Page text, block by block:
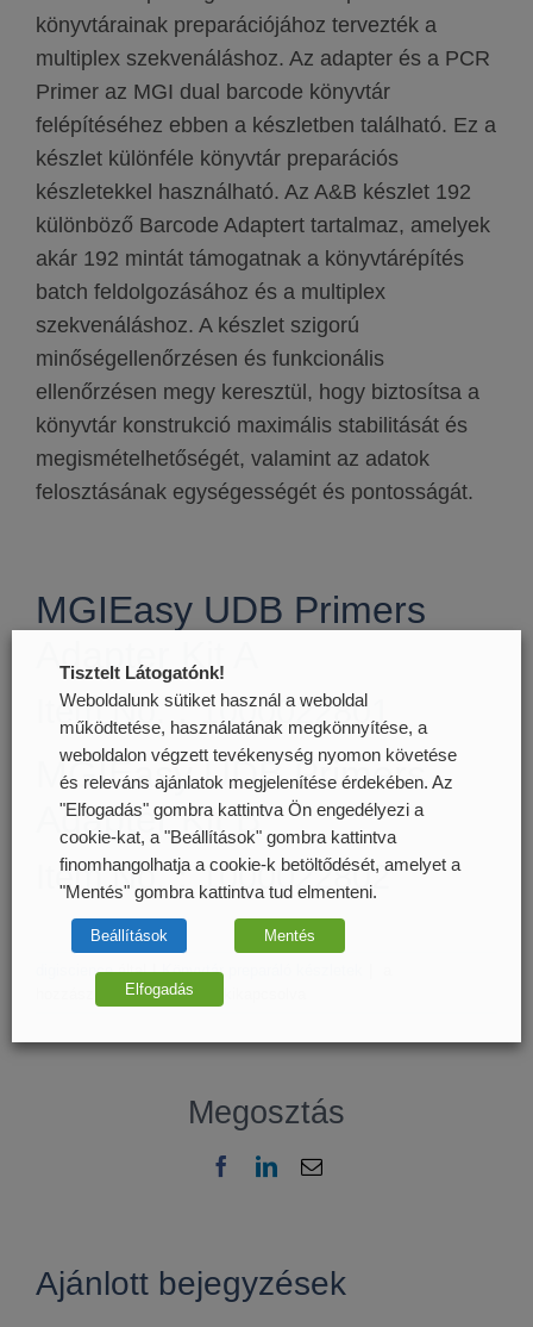
könyvtárainak preparációjához tervezték a
multiplex szekvenáláshoz. Az adapter és a PCR
Primer az MGI dual barcode könyvtár
felépítéséhez ebben a készletben található. Ez a
készlet különféle könyvtár preparációs
készletekkel használható. Az A&B készlet 192
különböző Barcode Adaptert tartalmaz, amelyek
akár 192 mintát támogatnak a könyvtárépítés
batch feldolgozásához és a multiplex
szekvenáláshoz. A készlet szigorú
minőségellenőrzésen és funkcionális
ellenőrzésen megy keresztül, hogy biztosítsa a
könyvtár konstrukció maximális stabilitását és
megismételhetőségét, valamint az adatok
felosztásának egységességét és pontosságát.
MGIEasy UDB Primers
Adapter Kit A
Item No.：1000022801
MGIEasy UDB Primers
Adapter Kit B
Item No.：1000022802
digiscienceáltal | Könyvtár preparáló készletek
Adapter
hozzászólások lehetősége kikapcsolva
Megosztás
Facebook
LinkedInEmail:
Ajánlott bejegyzések
Tisztelt Látogatónk!
Weboldalunk sütiket használ a weboldal
működtetése, használatának megkönnyítése, a
weboldalon végzett tevékenység nyomon követése
és releváns ajánlatok megjelenítése érdekében. Az
"Elfogadás" gombra kattintva Ön engedélyezi a
cookie-kat, a "Beállítások" gombra kattintva
finomhangolhatja a cookie-k betöltődését, amelyet a
"Mentés" gombra kattintva tud elmenteni.
Beállítások Mentés
Elfogadás